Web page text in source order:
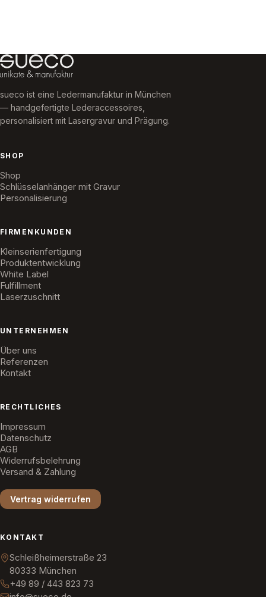
sueco ist eine Ledermanufaktur in München
— handgefertigte Lederaccessoires,
personalisiert mit Lasergravur und Prägung.
SHOP
Shop
Schlüsselanhänger mit Gravur
Personalisierung
FIRMENKUNDEN
Kleinserienfertigung
Produktentwicklung
White Label
Fulfillment
Laserzuschnitt
UNTERNEHMEN
Über uns
Referenzen
Kontakt
RECHTLICHES
Impressum
Datenschutz
AGB
Widerrufsbelehrung
Versand & Zahlung
Vertrag widerrufen
KONTAKT
Schleißheimerstraße 23
80333 München
+49 89 / 443 823 73